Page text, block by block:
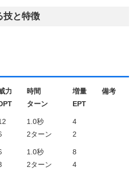
技と特徴
力
時間
ターン
増量
EPT
備考
1.0秒
2ターン
4
2
1.0秒
2ターン
8
4